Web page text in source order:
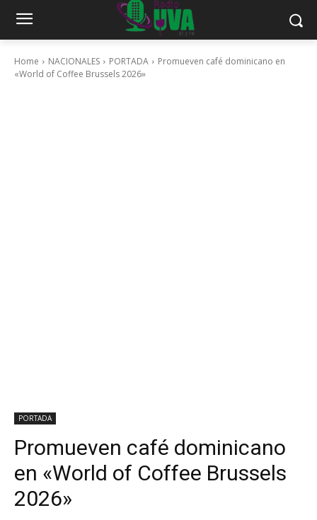
Home NACIONALES PORTADA
Promueven café dominicano en
«World of Coffee Brussels 2026»
PORTADA
Promueven café dominicano
en «World of Coffee Brussels
2026»